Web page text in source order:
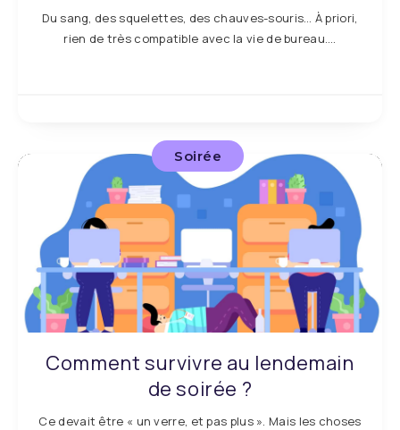
Du sang, des squelettes, des chauves-souris… À priori,
rien de très compatible avec la vie de bureau….
Soirée
Comment survivre au lendemain
de soirée ?
Ce devait être « un verre, et pas plus ». Mais les choses